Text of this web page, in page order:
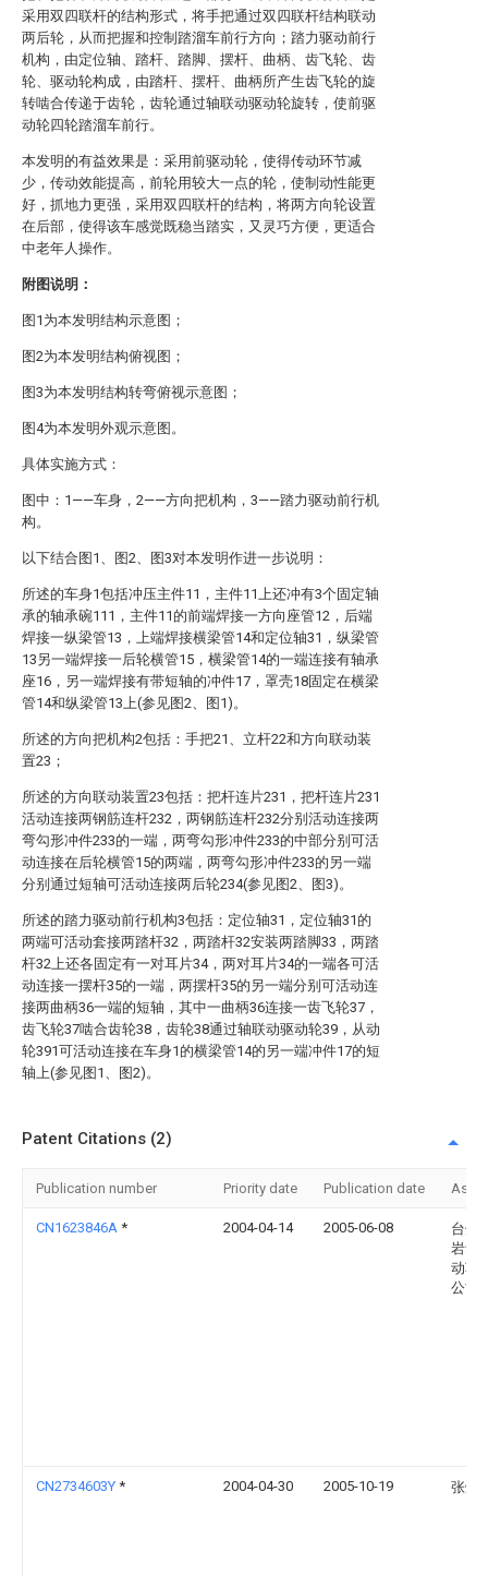
采用双四联杆的结构形式，将手把通过双四联杆结构联动
两后轮，从而把握和控制踏溜车前行方向；踏力驱动前行
机构，由定位轴、踏杆、踏脚、摆杆、曲柄、齿飞轮、齿
轮、驱动轮构成，由踏杆、摆杆、曲柄所产生齿飞轮的旋
转啮合传递于齿轮，齿轮通过轴联动驱动轮旋转，使前驱
动轮四轮踏溜车前行。
本发明的有益效果是：采用前驱动轮，使得传动环节减
少，传动效能提高，前轮用较大一点的轮，使制动性能更
好，抓地力更强，采用双四联杆的结构，将两方向轮设置
在后部，使得该车感觉既稳当踏实，又灵巧方便，更适合
中老年人操作。
附图说明：
图1为本发明结构示意图；
图2为本发明结构俯视图；
图3为本发明结构转弯俯视示意图；
图4为本发明外观示意图。
具体实施方式：
图中：1——车身，2——方向把机构，3——踏力驱动前行机
构。
以下结合图1、图2、图3对本发明作进一步说明：
所述的车身1包括冲压主件11，主件11上还冲有3个固定轴
承的轴承碗111，主件11的前端焊接一方向座管12，后端
焊接一纵梁管13，上端焊接横梁管14和定位轴31，纵梁管
13另一端焊接一后轮横管15，横梁管14的一端连接有轴承
座16，另一端焊接有带短轴的冲件17，罩壳18固定在横梁
管14和纵梁管13上(参见图2、图1)。
所述的方向把机构2包括：手把21、立杆22和方向联动装
置23；
所述的方向联动装置23包括：把杆连片231，把杆连片231
活动连接两钢筋连杆232，两钢筋连杆232分别活动连接两
弯勾形冲件233的一端，两弯勾形冲件233的中部分别可活
动连接在后轮横管15的两端，两弯勾形冲件233的另一端
分别通过短轴可活动连接两后轮234(参见图2、图3)。
所述的踏力驱动前行机构3包括：定位轴31，定位轴31的
两端可活动套接两踏杆32，两踏杆32安装两踏脚33，两踏
杆32上还各固定有一对耳片34，两对耳片34的一端各可活
动连接一摆杆35的一端，两摆杆35的另一端分别可活动连
接两曲柄36一端的短轴，其中一曲柄36连接一齿飞轮37，
齿飞轮37啮合齿轮38，齿轮38通过轴联动驱动轮39，从动
轮391可活动连接在车身1的横梁管14的另一端冲件17的短
轴上(参见图1、图2)。
Patent Citations (2)
Publication number Priority date Publication date
CN1623846A * 2004-04-14 2005-06-08
台州
岩华
动车
公司
CN2734603Y * 2004-04-30 2005-10-19 张炳